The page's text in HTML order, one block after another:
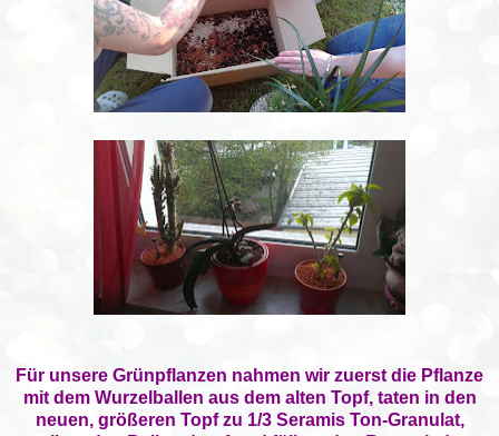
Für unsere Grünpflanzen nahmen wir zuerst die Pflanze
mit dem Wurzelballen aus dem alten Topf, taten in den
neuen, größeren Topf zu 1/3 Seramis Ton-Granulat,